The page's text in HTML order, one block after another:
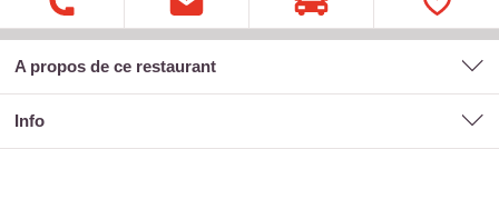
A propos de ce restaurant
Info